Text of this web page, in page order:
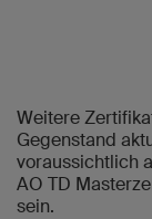
Weitere
Gegenstand
voraussichtlich
AO TD
sein.